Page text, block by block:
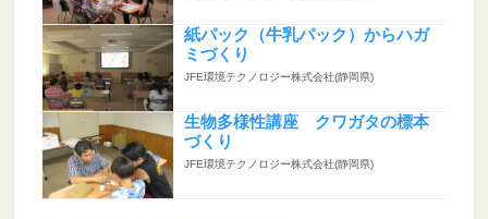
紙パック（牛乳パック）からハガ
ミづくり
JFE環境テクノロジー株式会社(静岡県)
生物多様性講座 クワガタの標本
づくり
JFE環境テクノロジー株式会社(静岡県)